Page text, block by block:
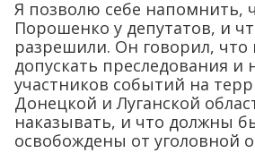
Я позволю себе напомнить,
Порошенко у депутатов, и
разрешили. Он говорил, что
допускать преследования и
участников событий на
Донецкой и Луганской
наказывать, и что должны
освобождены от уголовной